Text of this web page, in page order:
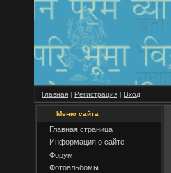
Главная | Регистрация | Вход
Меню сайта
Главная страница
Информация о сайте
Форум
Фотоальбомы